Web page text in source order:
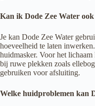
Kan ik Dode Zee Water
Je kan Dode Zee Water
hoeveelheid te laten
huidmasker. Voor het
bij ruwe plekken zoals
gebruiken voor afsluiting.
Welke huidproblemen kan